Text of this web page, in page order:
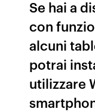
Se hai a
con
alcuni
potrai
utilizzare